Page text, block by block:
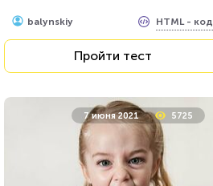
balynskiy HTML - код
Пройти тест
7 июня 2021 5725